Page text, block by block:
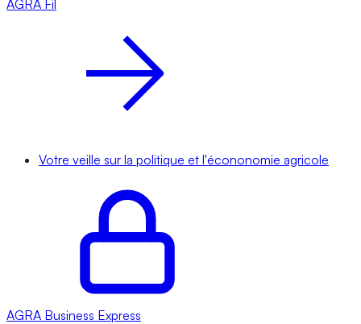
AGRA Fil
Votre veille sur la politique et l'écononomie agricole
AGRA Business Express